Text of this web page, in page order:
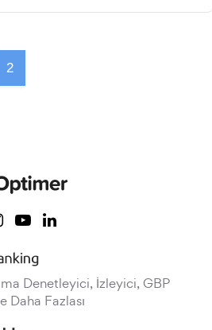
2
Denetleyici, İzleyici, GBP
Daha Fazlası